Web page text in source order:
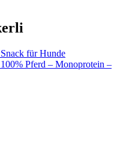
Pferd – Monoprotein –